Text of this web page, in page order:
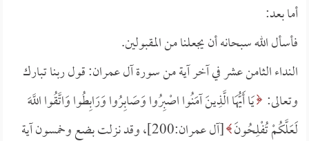
أما بعد:
فأسأل الله سبحانه أن يجعلنا من المقبولين.
النداء الثامن عشر في آخر آية من سورة آل عمران: قول ربنا تبارك
وتعالى: يَا أَيُّهَا الَّذِينَ آمَنُوا اصْبِرُوا وَصَابِرُوا وَرَابِطُوا وَاتَّقُوا اللَّهَ
لَعَلَّكُمْ تُفْلِحُونَ
[آل عمران:200]، وقد نزلت بضع وخمسون آية